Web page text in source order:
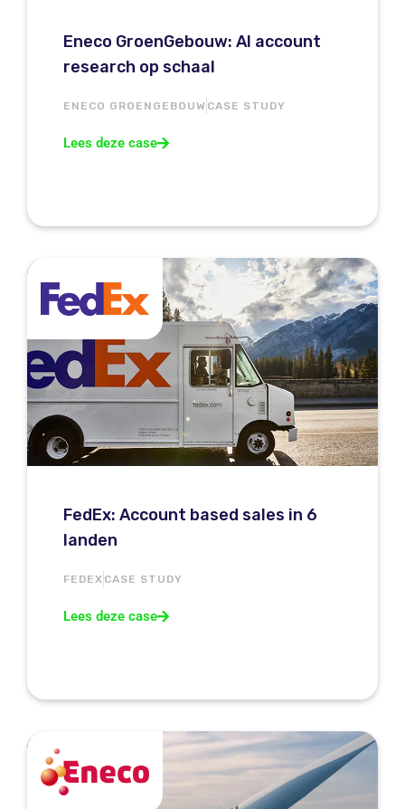
Eneco GroenGebouw: AI account
research op schaal
ENECO GROENGEBOUW CASE STUDY
Lees deze case
FedEx: Account based sales in 6
landen
FEDEX CASE STUDY
Lees deze case